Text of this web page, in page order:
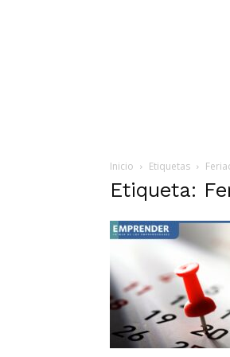
Inicio
Etiquetas
Etiqueta: